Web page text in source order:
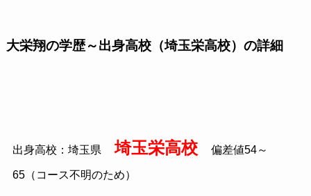
大栄翔の学歴～出身高校（埼玉栄高校）の詳細
出身高校：埼玉県 埼玉栄高校 偏差値54～
65（コース不明のため）